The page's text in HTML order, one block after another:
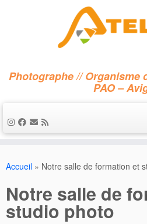
Photographe // Organisme
PAO –
Accueil » Notre salle de formation et
Notre salle de
studio photo